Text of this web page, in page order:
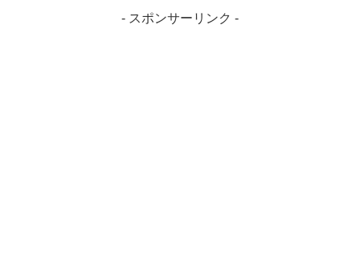
- スポンサーリンク -